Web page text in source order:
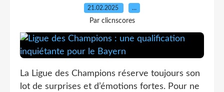
21.02.2025 …
Par clicnscores
La Ligue des Champions réserve toujours son
lot de surprises et d’émotions fortes. Pour ne